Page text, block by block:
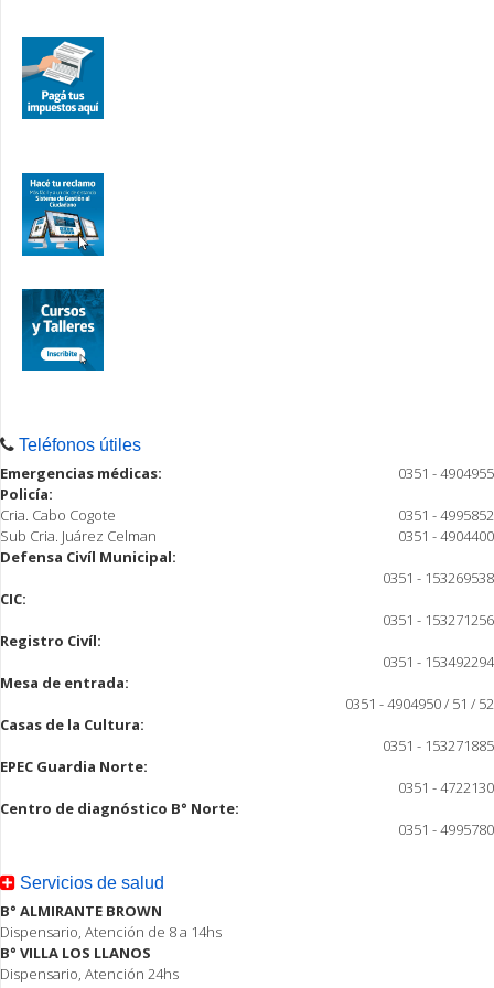
Teléfonos útiles
Emergencias médicas:
0351 - 4904955
Policía:
Cria. Cabo Cogote
0351 - 4995852
Sub Cria. Juárez Celman
0351 - 4904400
Defensa Civíl Municipal:
0351 - 153269538
CIC:
0351 - 153271256
Registro Civíl:
0351 - 153492294
Mesa de entrada:
0351 - 4904950 / 51 / 52
Casas de la Cultura:
0351 - 153271885
EPEC Guardia Norte:
0351 - 4722130
Centro de diagnóstico B° Norte:
0351 - 4995780
Servicios de salud
B° ALMIRANTE BROWN
Dispensario, Atención de 8 a 14hs
B° VILLA LOS LLANOS
Dispensario, Atención 24hs